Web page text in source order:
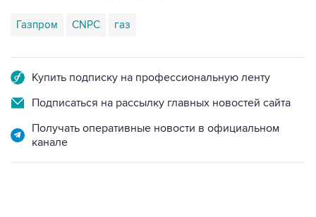
Газпром CNPC газ
Купить подписку на профессиональную ленту
Подписаться на рассылку главных новостей сайта
Получать оперативные новости в официальном
канале